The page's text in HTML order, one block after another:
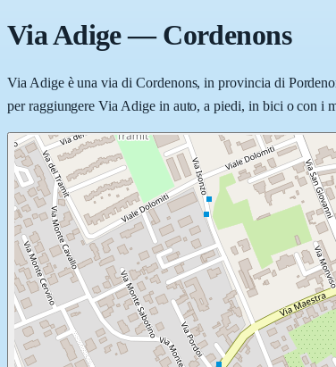
Via Adige—Cordenons
Via Adige è una via di Cordenons, in provincia di
per raggiungere Via Adige in auto, a piedi, in bici o con i